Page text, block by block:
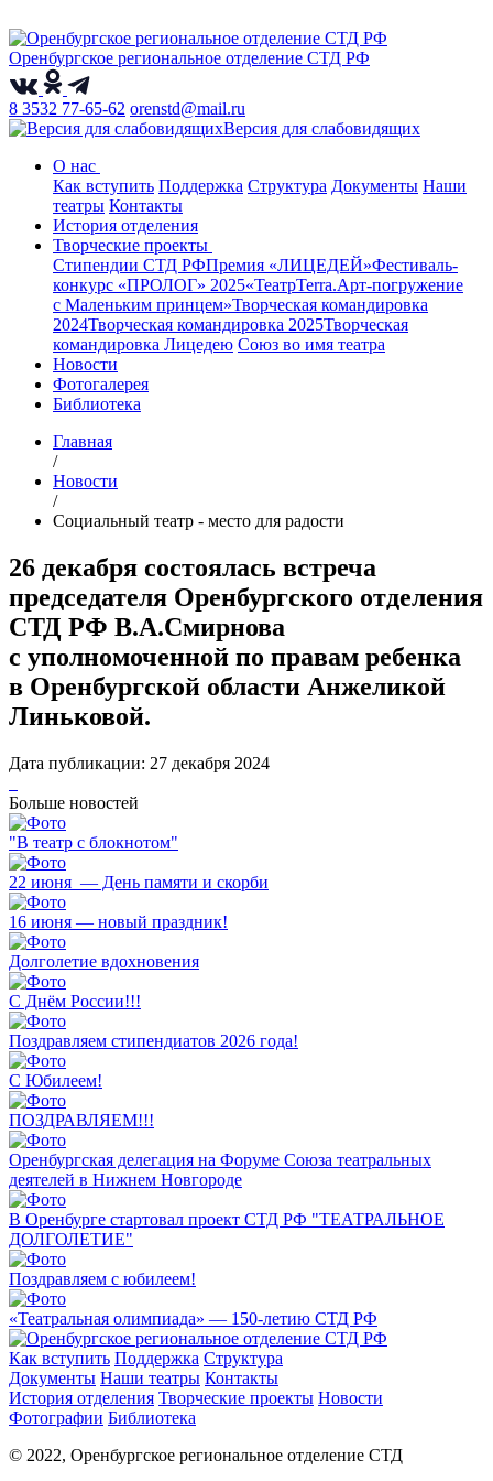
Оренбургское региональное отделение СТД РФ
8 3532 77-65-62 orenstd@mail.ru
Версия для слабовидящих
О нас
Как вступить Поддержка Структура Документы Наши
театры Контакты
История отделения
Творческие проекты
Стипендии СТД РФПремия «ЛИЦЕДЕЙ»Фестиваль-
конкурс «ПРОЛОГ» 2025«ТеатрТеrra.Арт-погружение
с Маленьким принцем»Творческая командировка
2024Творческая командировка 2025Творческая
командировка Лицедею Союз во имя театра
Новости
Фотогалерея
Библиотека
Главная
/
Новости
/
Социальный театр - место для радости
26 декабря состоялась встреча
председателя Оренбургского отделения
СТД РФ В.А.Смирнова
с уполномоченной по правам ребенка
в Оренбургской области Анжеликой
Линьковой.
Дата публикации: 27 декабря 2024
Больше новостей
"В театр с блокнотом"
22 июня — День памяти и скорби
16 июня — новый праздник!
Долголетие вдохновения
С Днём России!!!
Поздравляем стипендиатов 2026 года!
С Юбилеем!
ПОЗДРАВЛЯЕМ!!!
Оренбургская делегация на Форуме Союза театральных
деятелей в Нижнем Новгороде
В Оренбурге стартовал проект СТД РФ "ТЕАТРАЛЬНОЕ
ДОЛГОЛЕТИЕ"
Поздравляем с юбилеем!
«Театральная олимпиада» — 150-летию СТД РФ
Как вступить Поддержка Структура
Документы Наши театры Контакты
История отделения Творческие проекты Новости
Фотографии Библиотека
© 2022, Оренбургское региональное отделение СТД